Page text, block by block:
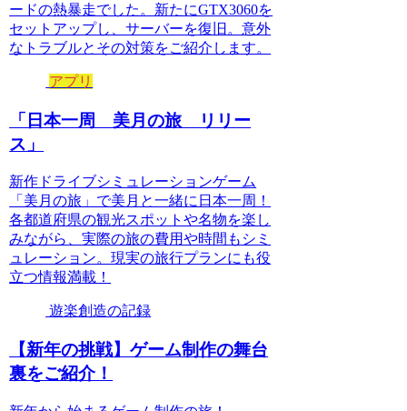
ードの熱暴走でした。新たにGTX3060を
セットアップし、サーバーを復旧。意外
なトラブルとその対策をご紹介します。
アプリ
「日本一周 美月の旅 リリー
ス」
新作ドライブシミュレーションゲーム
「美月の旅」で美月と一緒に日本一周！
各都道府県の観光スポットや名物を楽し
みながら、実際の旅の費用や時間もシミ
ュレーション。現実の旅行プランにも役
立つ情報満載！
遊楽創造の記録
【新年の挑戦】ゲーム制作の舞台
裏をご紹介！